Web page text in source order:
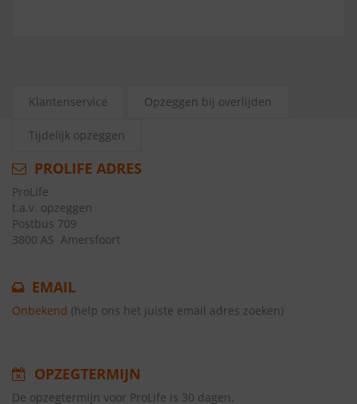
Klantenservice Opzeggen bij overlijden
Tijdelijk opzeggen
PROLIFE ADRES
ProLife
t.a.v. opzeggen
Postbus 709
3800 AS ​​ Amersfoort
EMAIL
Onbekend (help ons het juiste email adres zoeken)
OPZEGTERMIJN
De opzegtermijn voor ProLife is 30 dagen.